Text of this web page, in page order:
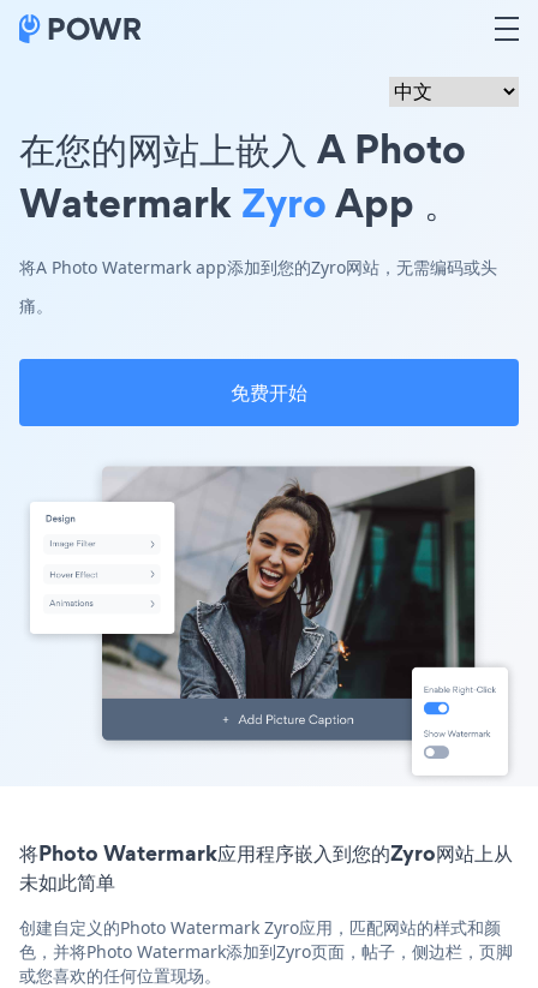
在您的网站上嵌入 A Photo
WatermarkZyroApp 。
将A Photo Watermark app添加到您的Zyro网站，无需编码或头
痛。
免费开始
将Photo Watermark应用程序嵌入到您的Zyro网站上从
未如此简单
创建自定义的Photo Watermark Zyro应用，匹配网站的样式和颜
色，并将Photo Watermark添加到Zyro页面，帖子，侧边栏，页脚
或您喜欢的任何位置现场。